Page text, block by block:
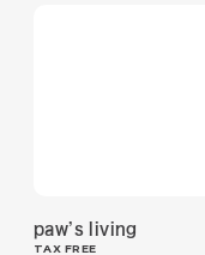
paw’s living
TAX FREE